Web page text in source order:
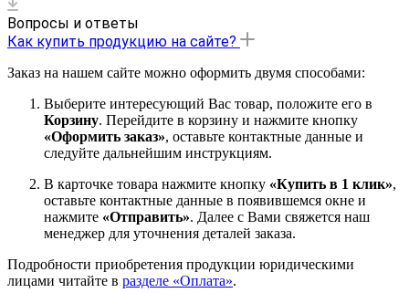
Вопросы и ответы
Как купить продукцию на сайте?
Заказ на нашем сайте можно оформить двумя способами:
Выберите интересующий Вас товар, положите его в
Корзину. Перейдите в корзину и нажмите кнопку
«Оформить заказ», оставьте контактные данные и
следуйте дальнейшим инструкциям.
В карточке товара нажмите кнопку «Купить в 1 клик»,
оставьте контактные данные в появившемся окне и
нажмите «Отправить». Далее с Вами свяжется наш
менеджер для уточнения деталей заказа.
Подробности приобретения продукции юридическими
лицами читайте в разделе «Оплата».